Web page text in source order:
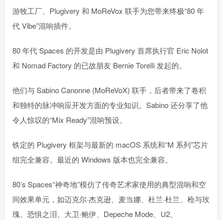
游牧工厂、Plugivery 和 MoReVox 联手为您带来终极“80 年
代 Vibe”混响插件。
80 年代 Spaces 的开发是由 Plugivery 首席执行官 Eric Nolot
和 Nomad Factory 的已故朋友 Bernie Torelli 发起的。
他们与 Sabino Canonne (MoReVoX) 联手，后者带来了卷积
和独特的脉冲响应开发方面的专业知识。Sabino 还分享了他
令人惊叹的“Mix Ready”混响预设。
铁定的 Plugivery 框架与最新的 macOS 系统和“M 系列”芯片
组完全兼容。最近的 Windows 版本也完全兼容。
80’s Spaces“神奇地”模仿了传奇艺术家使用的典型混响和空
间效果单元，如迈克尔·杰克逊、麦当娜、杜兰·杜兰、枪与玫
瑰、恐惧之泪、大卫·鲍伊、Depeche Mode、U2、